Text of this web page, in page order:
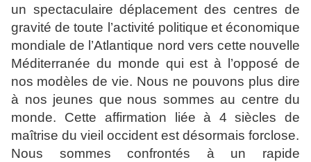
un spectaculaire déplacement des centres de
gravité de toute l’activité politique et économique
mondiale de l’Atlantique nord vers cette nouvelle
Méditerranée du monde qui est à l’opposé de
nos modèles de vie. Nous ne pouvons plus dire
à nos jeunes que nous sommes au centre du
monde. Cette affirmation liée à 4 siècles de
maîtrise du vieil occident est désormais forclose.
Nous sommes confrontés à un rapide